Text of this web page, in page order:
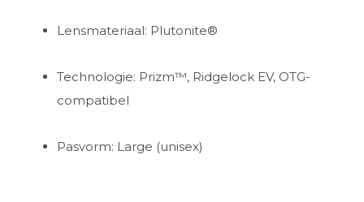
Lensmateriaal: Plutonite®
Technologie: Prizm™, Ridgelock EV, OTG-
compatibel
Pasvorm: Large (unisex)